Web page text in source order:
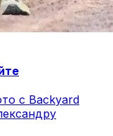
с Backyard